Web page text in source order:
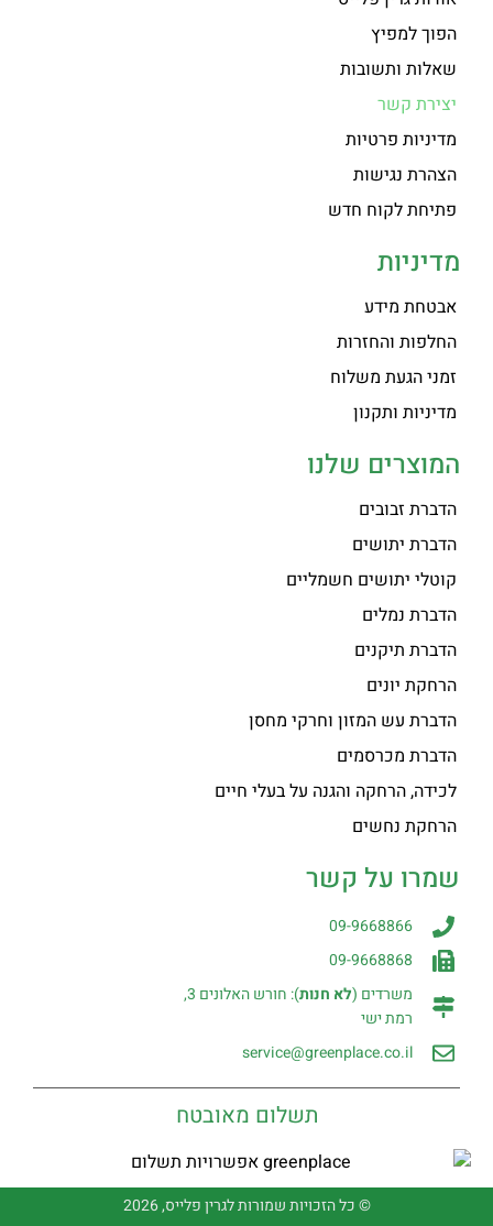
הפוך למפיץ
שאלות ותשובות
יצירת קשר
מדיניות פרטיות
הצהרת נגישות
פתיחת לקוח חדש
מדיניות
אבטחת מידע
החלפות והחזרות
זמני הגעת משלוח
מדיניות ותקנון
המוצרים שלנו
הדברת זבובים
הדברת יתושים
קוטלי יתושים חשמליים
הדברת נמלים
הדברת תיקנים
הרחקת יונים
הדברת עש המזון וחרקי מחסן
הדברת מכרסמים
לכידה, הרחקה והגנה על בעלי חיים
הרחקת נחשים
שמרו על קשר
09-9668866
09-9668868
משרדים (לא חנות): חורש האלונים 3,
רמת ישי
service@greenplace.co.il
תשלום מאובטח
© כל הזכויות שמורות לגרין פלייס, 2026